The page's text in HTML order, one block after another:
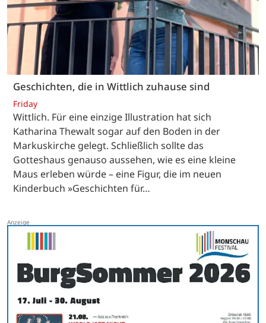
Geschichten, die in Wittlich zuhause sind
Friday
Wittlich. Für eine einzige Illustration hat sich
Katharina Thewalt sogar auf den Boden in der
Markuskirche gelegt. Schließlich sollte das
Gotteshaus genauso aussehen, wie es eine kleine
Maus erleben würde – eine Figur, die im neuen
Kinderbuch »Geschichten für…